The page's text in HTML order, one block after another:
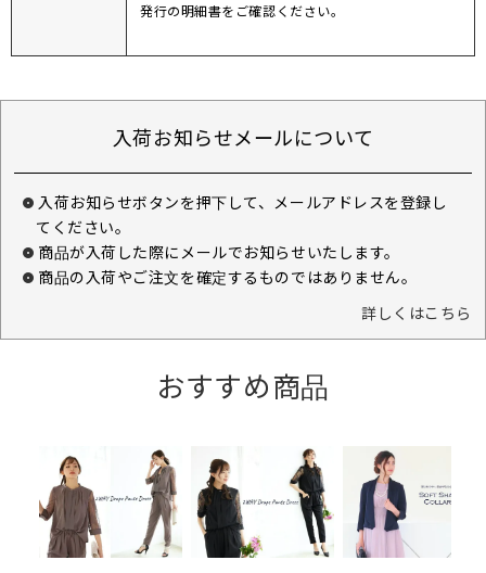
発行の明細書をご確認ください。
入荷お知らせメールについて
入荷お知らせボタンを押下して、メールアドレスを登録し
てください。
商品が入荷した際にメールでお知らせいたします。
商品の入荷やご注文を確定するものではありません。
詳しくはこちら
おすすめ商品